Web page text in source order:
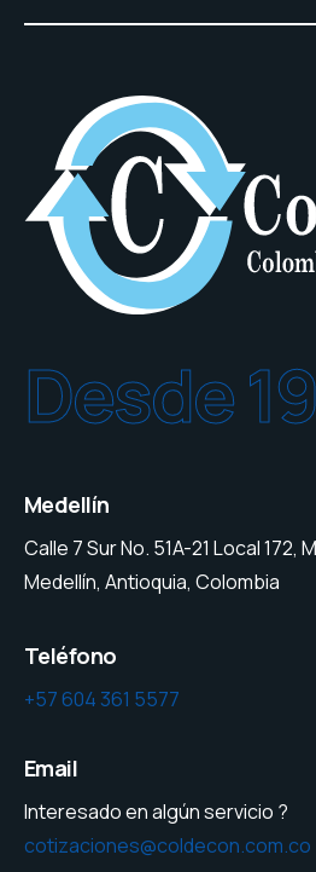
Desde
Medellín
Calle 7 Sur No. 51A-21 Local 172,
Medellín, Antioquia, Colombia
Teléfono
+57 604 361 5577
Email
Interesado en algún servicio ?
cotizaciones@coldecon.com.co